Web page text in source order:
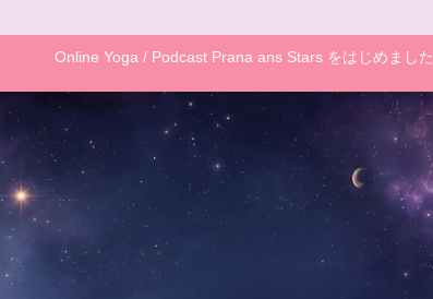
Online Yoga / Podcast Prana ans Stars をはじめました